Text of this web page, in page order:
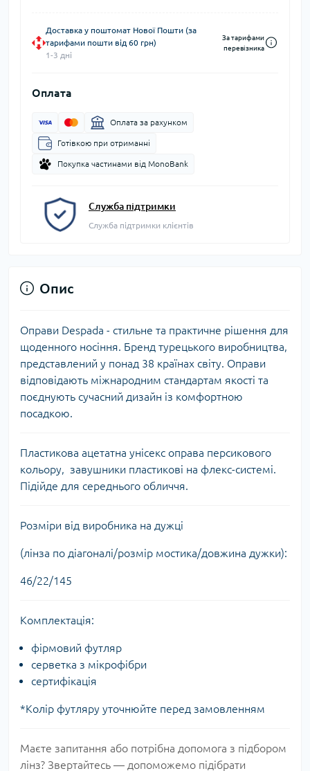
Доставка у поштомат Нової Пошти (за
тарифами пошти від 60 грн)
1-3 дні
За тарифами
перевізника
Оплата
Оплата за рахунком
Готівкою при отриманні
Покупка частинами від MonoBank
Служба підтримки
Служба підтримки клієнтів
Опис
Оправи Despada - стильне та практичне рішення для
щоденного носіння. Бренд турецького виробництва,
представлений у понад 38 країнах світу. Оправи
відповідають міжнародним стандартам якості та
поєднують сучасний дизайн із комфортною
посадкою.
Пластикова ацетатна унісекс оправа персикового
кольору, завушники пластикові на флекс-системі.
Підійде для середнього обличчя.
Розміри від виробника на дужці
(лінза по діагоналі/розмір мостика/довжина дужки):
46/22/145
Комплектація:
фірмовий футляр
серветка з мікрофібри
сертифікація
*Колір футляру уточнюйте перед замовленням
Маєте запитання або потрібна допомога з підбором
лінз? Звертайтесь — допоможемо підібрати